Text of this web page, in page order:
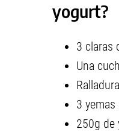
yogurt?
3 claras
Una
3 yemas
250g de